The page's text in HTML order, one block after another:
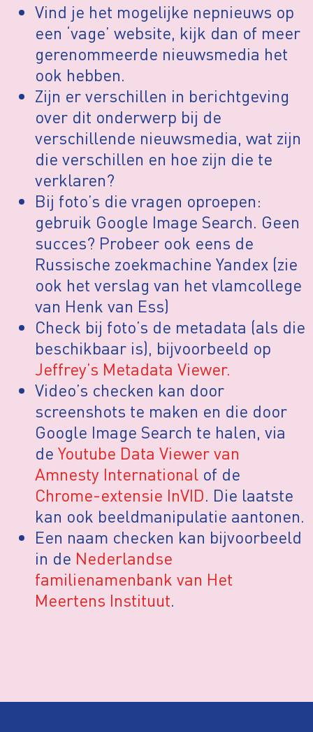
Vind je het mogelijke nepnieuws op
een ‘vage’ website, kijk dan of meer
gerenommeerde nieuwsmedia het
ook hebben.
Zijn er verschillen in berichtgeving
over dit onderwerp bij de
verschillende nieuwsmedia, wat zijn
die verschillen en hoe zijn die te
verklaren?
Bij foto’s die vragen oproepen:
gebruik Google Image Search. Geen
succes? Probeer ook eens de
Russische zoekmachine Yandex (zie
ook het verslag van het vlamcollege
van Henk van Ess)
Check bij foto’s de metadata (als die
beschikbaar is), bijvoorbeeld op
Jeffrey’s Metadata Viewer.
Video’s checken kan door
screenshots te maken en die door
Google Image Search te halen, via
de Youtube Data Viewer van
Amnesty International of de
Chrome-extensie InVID. Die laatste
kan ook beeldmanipulatie aantonen.
Een naam checken kan bijvoorbeeld
in de Nederlandse
familienamenbank van Het
Meertens Instituut.